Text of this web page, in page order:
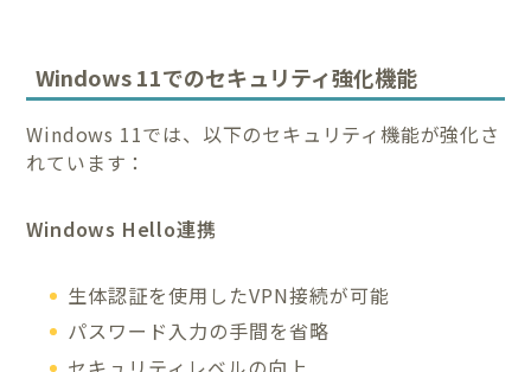
Windows 11でのセキュリティ強化機能
Windows 11では、以下のセキュリティ機能が強化さ
れています：
Windows Hello連携
生体認証を使用したVPN接続が可能
パスワード入力の手間を省略